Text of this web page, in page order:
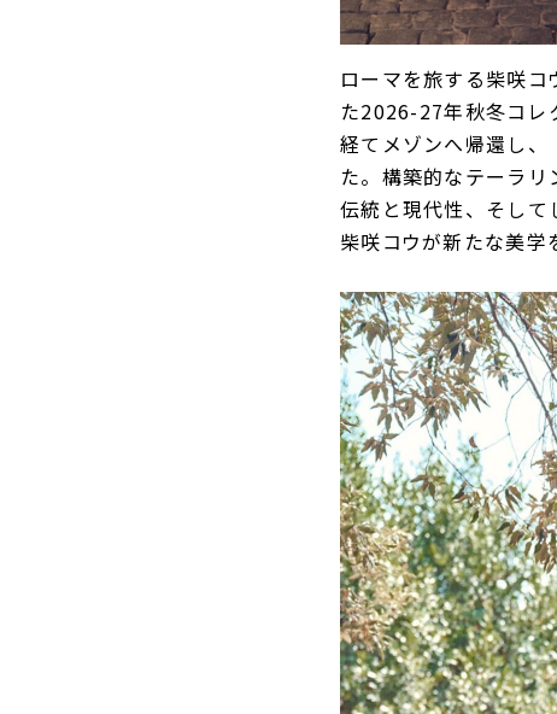
ローマを旅する柴咲
た2026-27年秋冬コレ
経てメゾンへ帰還し
た。構築的なテーラ
伝統と現代性、そして
柴咲コウが新たな美学